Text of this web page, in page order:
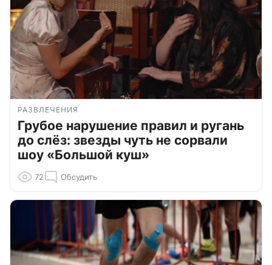
РАЗВЛЕЧЕНИЯ
Грубое нарушение правил и ругань
до слёз: звезды чуть не сорвали
шоу «Большой куш»
72 Обсудить